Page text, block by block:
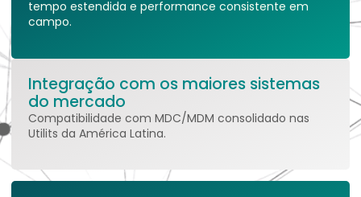
tempo estendida e performance consistente em
campo.
Integração com os maiores sistemas
do mercado
Compatibilidade com MDC/MDM consolidado nas
Utilits da América Latina.